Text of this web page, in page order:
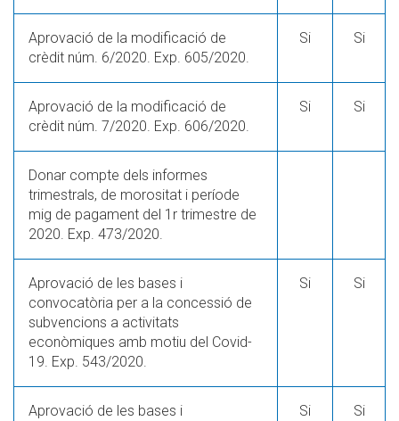
Aprovació de la modificació de
crèdit núm. 6/2020. Exp. 605/2020.
Si Si
Aprovació de la modificació de
crèdit núm. 7/2020. Exp. 606/2020.
Si Si
Donar compte dels informes
trimestrals, de morositat i període
mig de pagament del 1r trimestre de
2020. Exp. 473/2020.
Aprovació de les bases i
convocatòria per a la concessió de
subvencions a activitats
econòmiques amb motiu del Covid-
19. Exp. 543/2020.
Si Si
Aprovació de les bases i
Si Si